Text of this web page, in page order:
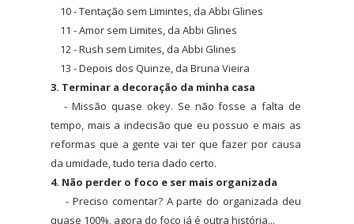
10 - Tentação sem Limintes, da Abbi Glines
11 - Amor sem Limites, da Abbi Glines
12 - Rush sem Limites, da Abbi Glines
13 - Depois dos Quinze, da Bruna Vieira
3. Terminar a decoração da minha casa
- Missão quase okey. Se não fosse a falta de
tempo, mais a indecisão que eu possuo e mais as
reformas que a gente vai ter que fazer por causa
da umidade, tudo teria dado certo.
4. Não perder o foco e ser mais organizada
- Preciso comentar? A parte do organizada deu
quase 100%, agora do foco já é outra história...